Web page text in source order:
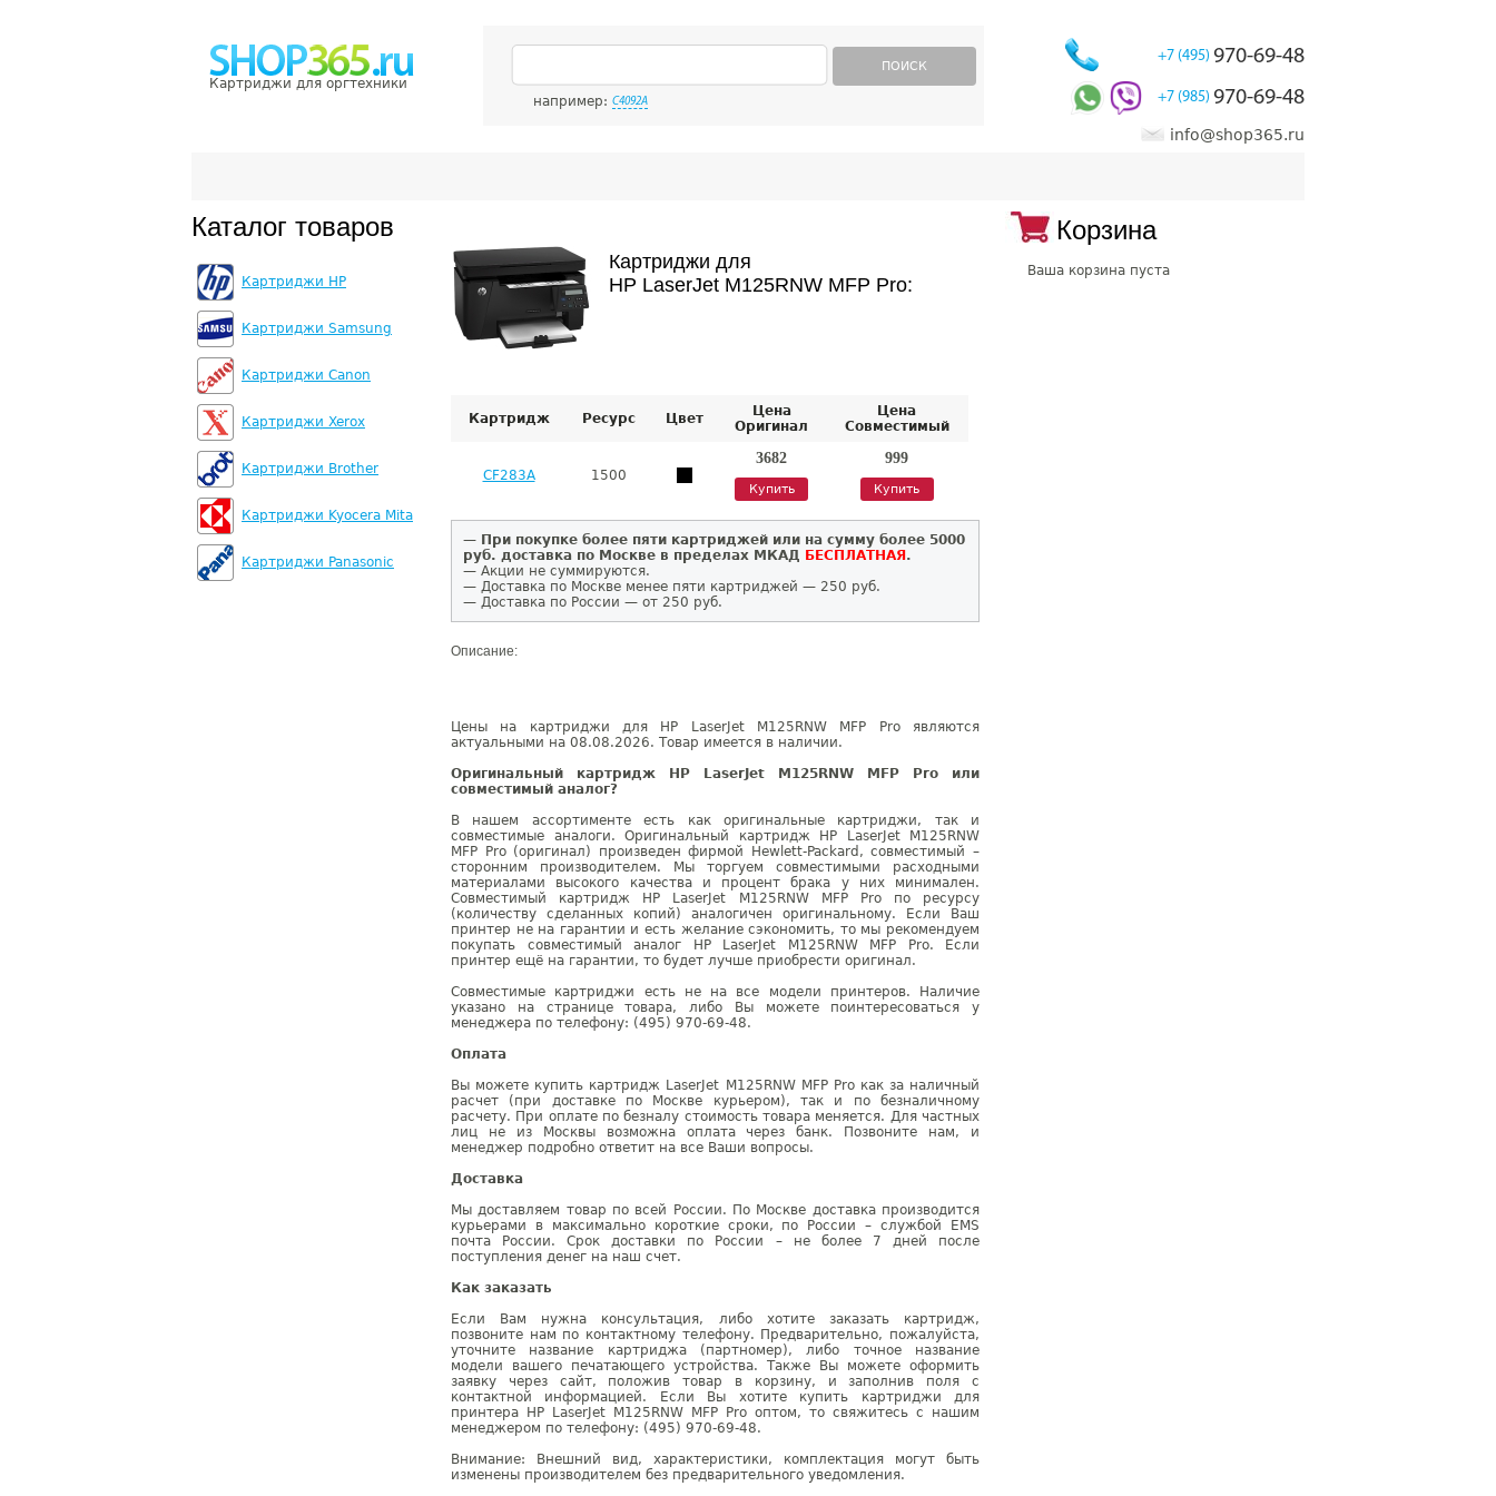
Картриджи для оргтехники
ПОИСК
например: C4092A
+7 (495) 970-69-48
+7 (985) 970-69-48
info@shop365.ru
Каталог товаров
Картриджи HP
Картриджи Samsung
Картриджи Canon
Картриджи Xerox
Картриджи Brother
Картриджи Kyocera Mita
Картриджи Panasonic
Картриджи для
HP LaserJet M125RNW MFP Pro:
Картридж Ресурс Цвет
Цена
Оригинал
Цена
Совместимый
CF283A 1500
3682
Купить
999
Купить
— При покупке более пяти картриджей или на сумму более 5000
руб. доставка по Москве в пределах МКАД БЕСПЛАТНАЯ .
— Акции не суммируются.
— Доставка по Москве менее пяти картриджей — 250 руб.
— Доставка по России — от 250 руб.
Описание:
Цены на картриджи для HP LaserJet M125RNW MFP Pro являются
актуальными на 08.08.2026. Товар имеется в наличии.
Оригинальный картридж HP LaserJet M125RNW MFP Pro или
совместимый аналог?
В нашем ассортименте есть как оригинальные картриджи, так и
совместимые аналоги. Оригинальный картридж HP LaserJet M125RNW
MFP Pro (оригинал) произведен фирмой Hewlett-Packard, совместимый –
сторонним производителем. Мы торгуем совместимыми расходными
материалами высокого качества и процент брака у них минимален.
Совместимый картридж HP LaserJet M125RNW MFP Pro по ресурсу
(количеству сделанных копий) аналогичен оригинальному. Если Ваш
принтер не на гарантии и есть желание сэкономить, то мы рекомендуем
покупать совместимый аналог HP LaserJet M125RNW MFP Pro. Если
принтер ещё на гарантии, то будет лучше приобрести оригинал.
Совместимые картриджи есть не на все модели принтеров. Наличие
указано на странице товара, либо Вы можете поинтересоваться у
менеджера по телефону: (495) 970-69-48.
Оплата
Вы можете купить картридж LaserJet M125RNW MFP Pro как за наличный
расчет (при доставке по Москве курьером), так и по безналичному
расчету. При оплате по безналу стоимость товара меняется. Для частных
лиц не из Москвы возможна оплата через банк. Позвоните нам, и
менеджер подробно ответит на все Ваши вопросы.
Доставка
Мы доставляем товар по всей России. По Москве доставка производится
курьерами в максимально короткие сроки, по России – службой EMS
почта России. Срок доставки по России – не более 7 дней после
поступления денег на наш счет.
Как заказать
Если Вам нужна консультация, либо хотите заказать картридж,
позвоните нам по контактному телефону. Предварительно, пожалуйста,
уточните название картриджа (партномер), либо точное название
модели вашего печатающего устройства. Также Вы можете оформить
заявку через сайт, положив товар в корзину, и заполнив поля с
контактной информацией. Если Вы хотите купить картриджи для
принтера HP LaserJet M125RNW MFP Pro оптом, то свяжитесь с нашим
менеджером по телефону: (495) 970-69-48.
Внимание: Внешний вид, характеристики, комплектация могут быть
изменены производителем без предварительного уведомления.
Корзина
Ваша корзина пуста